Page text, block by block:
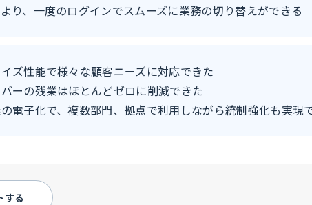
り、一度のログインでスムーズに業務の切り替えができる
ズ性能で様々な顧客ニーズに対応できた
ーの残業はほとんどゼロに削減できた
電子化で、複数部門、拠点で利用しながら統制強化も実現
する